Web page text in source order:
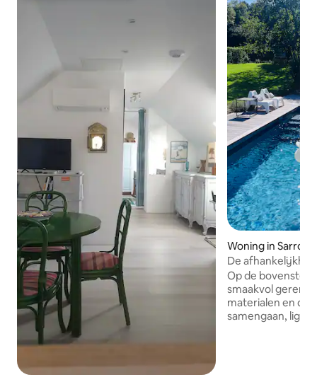
Woning in
De
Op de bovenste
smaakvol
materialen en
samengaan, ligt